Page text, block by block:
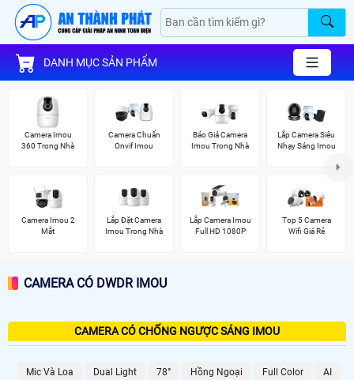
DANH MỤC SẢN PHẨM
Camera Imou
360 Trong Nhà
Camera Chuẩn
Onvif Imou
Báo Giá Camera
Imou Trong Nhà
Lắp Camera Siêu
Nhạy Sáng Imou
Camera Imou 2
Mắt
Lắp Đặt Camera
Imou Trong Nhà
Lắp Camera Imou
Full HD 1080P
Top 5 Camera
Wifi Giá Rẻ
CAMERA CÓ DWDR IMOU
CAMERA CÓ CHỐNG NGƯỢC SÁNG IMOU
Mic Và Loa Dual Light 78° Hồng Ngoại Full Color AI